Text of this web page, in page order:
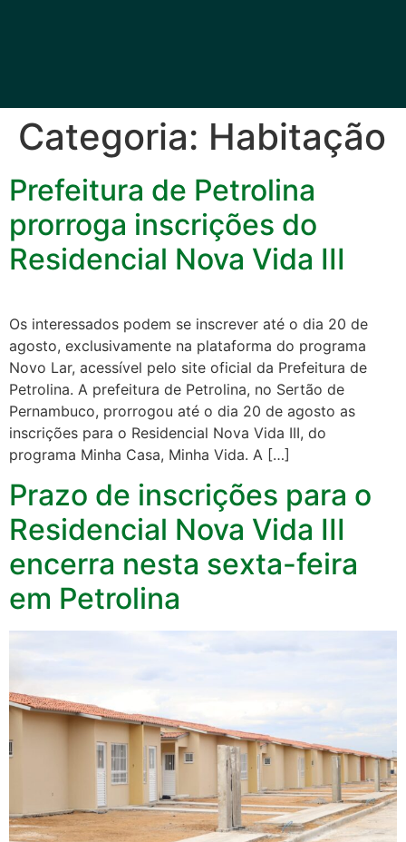
Categoria: Habitação
Prefeitura de Petrolina
prorroga inscrições do
Residencial Nova Vida III
Os interessados podem se inscrever até o dia 20 de
agosto, exclusivamente na plataforma do programa
Novo Lar, acessível pelo site oficial da Prefeitura de
Petrolina. A prefeitura de Petrolina, no Sertão de
Pernambuco, prorrogou até o dia 20 de agosto as
inscrições para o Residencial Nova Vida III, do
programa Minha Casa, Minha Vida. A […]
Prazo de inscrições para o
Residencial Nova Vida III
encerra nesta sexta-feira
em Petrolina